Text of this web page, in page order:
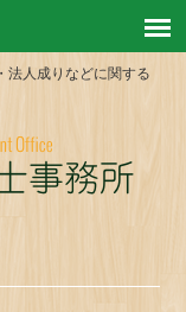
法人成りなどに関する